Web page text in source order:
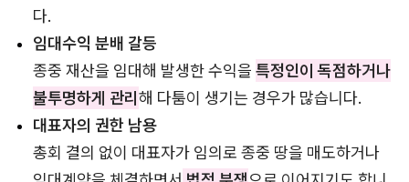
다.
임대수익 분배 갈등
종중 재산을 임대해 발생한 수익을 특정인이 독점하거나
불투명하게 관리해 다툼이 생기는 경우가 많습니다.
대표자의 권한 남용
총회 결의 없이 대표자가 임의로 종중 땅을 매도하거나